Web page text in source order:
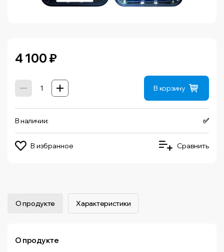
4 100₽
В корзину
В наличии: ✅
В избранное Сравнить
О продукте Характеристики
О продукте